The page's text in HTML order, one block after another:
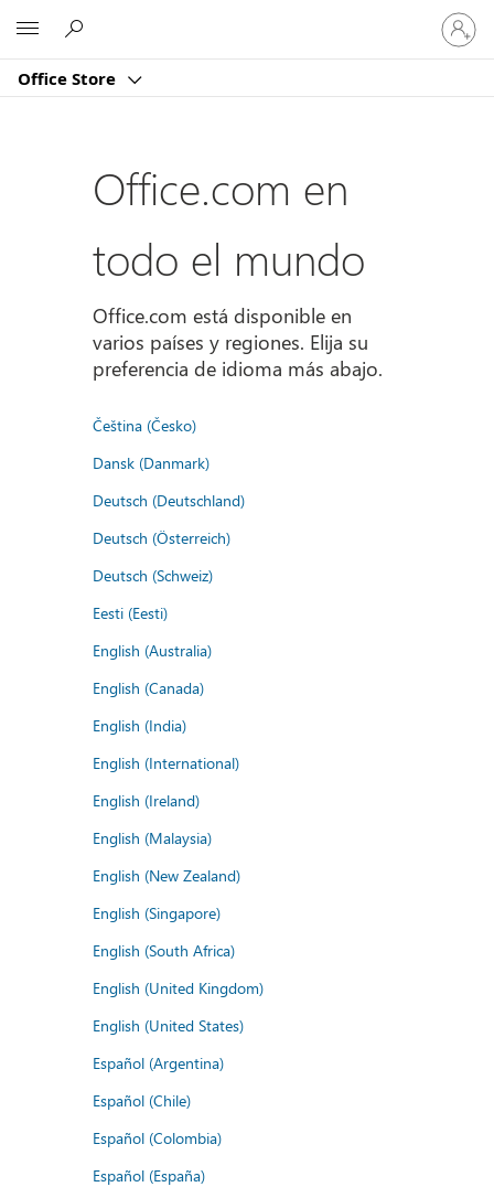
Office Store
Iniciar
sesión
en
cuenta
Office.com en
todo el mundo
Office.com está disponible en
varios países y regiones. Elija su
preferencia de idioma más abajo.
Čeština (Česko)
Dansk (Danmark)
Deutsch (Deutschland)
Deutsch (Österreich)
Deutsch (Schweiz)
Eesti (Eesti)
English (Australia)
English (Canada)
English (India)
English (International)
English (Ireland)
English (Malaysia)
English (New Zealand)
English (Singapore)
English (South Africa)
English (United Kingdom)
English (United States)
Español (Argentina)
Español (Chile)
Español (Colombia)
Español (España)